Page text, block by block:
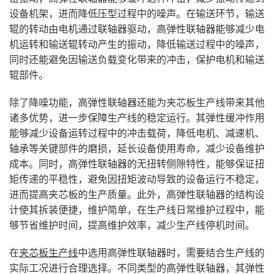
设备机架，进而降低压型过程中的噪声。在输送环节，输送
辊的转动由电机通过联轴器驱动，高弹性联轴器能够减少电
机运转和输送辊转动产生的振动，降低输送过程中的噪声，
同时还能避免因输送负载变化带来的冲击，保护电机和输送
辊部件。
除了降噪功能，高弹性联轴器还能为夹芯板生产线带来其他
诸多优势，进一步保障生产线的稳定运行。其弹性缓冲作用
能够减少设备运转过程中的冲击载荷，降低电机、减速机、
轴承等关键部件的磨损，延长设备使用寿命，减少设备维护
成本。同时，高弹性联轴器的无扭转侧隙特性，能够保证扭
矩传递的平稳性，避免因扭矩波动导致的设备运行不稳定，
进而提高夹芯板的生产质量。此外，高弹性联轴器的结构设
计使其拆装便捷，维护简单，在生产线日常维护过程中，能
够节省维护时间，提高维护效率，减少生产线停机时间。
在夹芯板生产线中选用高弹性联轴器时，需要结合生产线的
实际工况进行合理选择。不同类型的高弹性联轴器，其弹性